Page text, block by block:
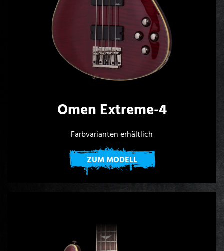
Omen Extreme-4
Farbvarianten erhältlich
ZUM MODELL